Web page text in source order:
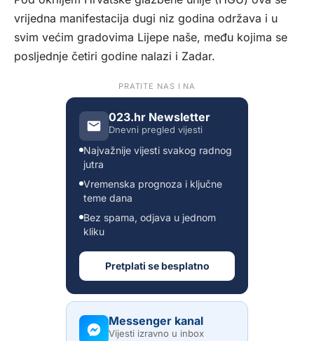
vrijedna manifestacija dugi niz godina održava i u
svim većim gradovima Lijepe naše, među kojima se
posljednje četiri godine nalazi i Zadar.
PRATITE NAS I NA
023.hr Newsletter
Dnevni pregled vijesti
Najvažnije vijesti svakog radnog
jutra
Vremenska prognoza i ključne
teme dana
Bez spama, odjava u jednom
kliku
Pretplati se besplatno
Messenger kanal
Vijesti izravno u inbox